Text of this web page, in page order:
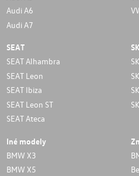
Audi A6
Audi A7
SEAT
SEAT Alhambra
SEAT Leon
SEAT Ibiza
SEAT Leon ST
SEAT Ateca
Iné modely
BMW X3
BMW X5